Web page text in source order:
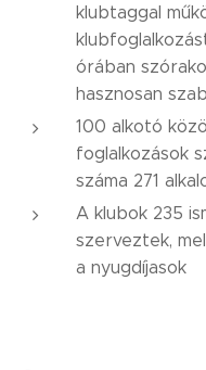
klubtaggal
órában
hasznosan
100 alkotó
foglalkozások
száma 271
A klubok 235
szerveztek,
a nyugdíjasok